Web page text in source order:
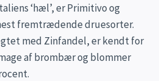
‘hæl’, er Primitivo og
fremtrædende druesorter.
med Zinfandel, er kendt for
af brombær og blommer